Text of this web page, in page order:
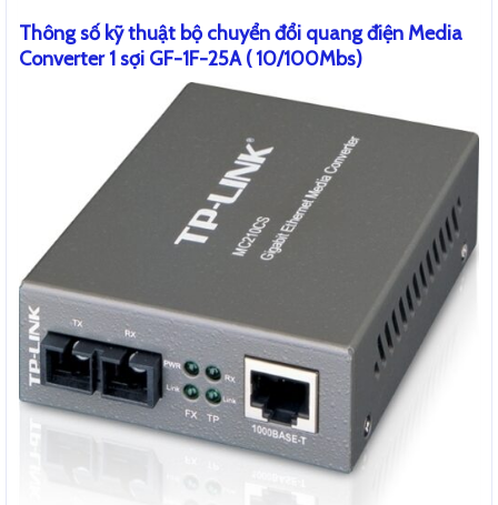
Thông số kỹ thuật bộ chuyển đổi quang điện Media
Converter 1 sợi GF-1F-25A ( 10/100Mbs)